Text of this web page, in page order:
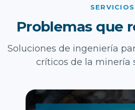
SERVICIOS
Problemas que
Soluciones de ingeniería
críticos de la minería